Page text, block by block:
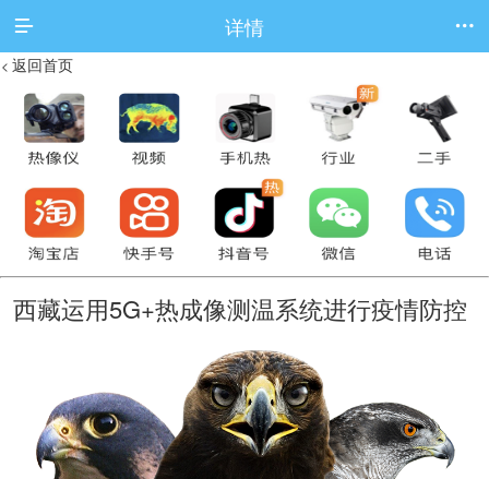
 详情 
< 返回首页
西藏运用5G+热成像测温系统进行疫情防控